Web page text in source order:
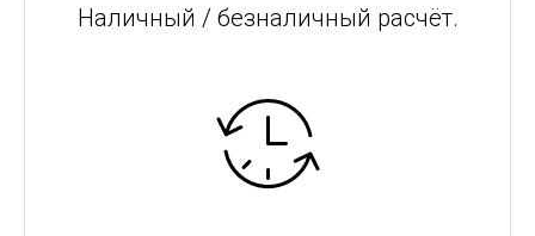
Наличный / безналичный расчёт.